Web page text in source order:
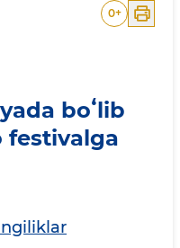
0+
boʻlib
festivalga